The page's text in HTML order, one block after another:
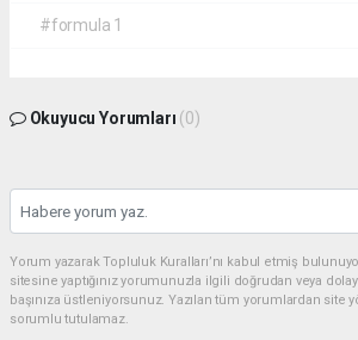
#formula 1
Okuyucu Yorumları (0)
Yorum yazarak Topluluk Kuralları’nı kabul etmiş
sitesine yaptığınız yorumunuzla ilgili doğrudan veya
başınıza üstleniyorsunuz. Yazılan tüm yorumlardan site
sorumlu tutulamaz.